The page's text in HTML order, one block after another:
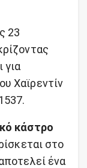
23
για
Χαϊρεντίν
κάστρο
στο
ένα